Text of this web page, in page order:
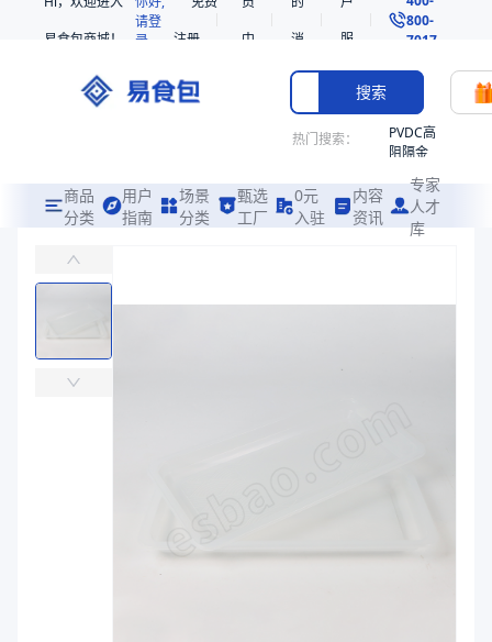
易食包商城！
请登
录
注册
中
消
息
服
务
800-
7017
搜索
热门搜索：
PVDC高
阻隔金
共挤热
收缩袋
商品
分类
用户
指南
场景
分类
甄选
工厂
0元
入驻
内容
资讯
专家
人才
库
易食包（EPAK）专注于PP带盖餐盒231560包装，提供详尽的规格参
商品参数
商品分类
黑色
透明